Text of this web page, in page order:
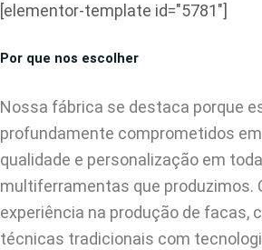
[elementor-template id="5781"]
Por que nos escolher
Nossa fábrica se destaca porque
profundamente comprometidos
qualidade e personalização em
multiferramentas que produzimos.
experiência na produção de facas,
técnicas tradicionais com